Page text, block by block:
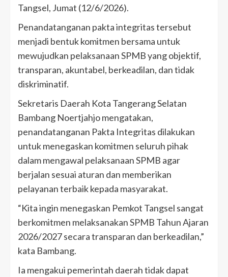
Tangsel, Jumat (12/6/2026).
Penandatanganan pakta integritas tersebut
menjadi bentuk komitmen bersama untuk
mewujudkan pelaksanaan SPMB yang objektif,
transparan, akuntabel, berkeadilan, dan tidak
diskriminatif.
Sekretaris Daerah Kota Tangerang Selatan
Bambang Noertjahjo mengatakan,
penandatanganan Pakta Integritas dilakukan
untuk menegaskan komitmen seluruh pihak
dalam mengawal pelaksanaan SPMB agar
berjalan sesuai aturan dan memberikan
pelayanan terbaik kepada masyarakat.
“Kita ingin menegaskan Pemkot Tangsel sangat
berkomitmen melaksanakan SPMB Tahun Ajaran
2026/2027 secara transparan dan berkeadilan,”
kata Bambang.
Ia mengakui pemerintah daerah tidak dapat